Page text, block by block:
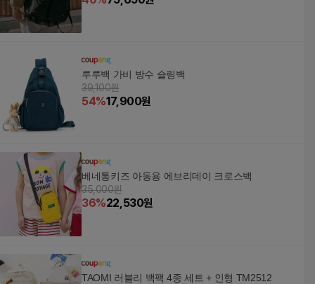
루루백 가비 방수 슬링백
39,100원
54%17,900원
베네통키즈 아동용 에브리데이 크로스백
35,000원
36%22,530원
TAOMI 러블리 백팩 4종 세트 + 인형 TM2512